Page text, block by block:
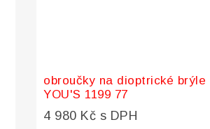
obroučky na dioptrické brýle
YOU'S 1199 77
4 980 Kč s DPH